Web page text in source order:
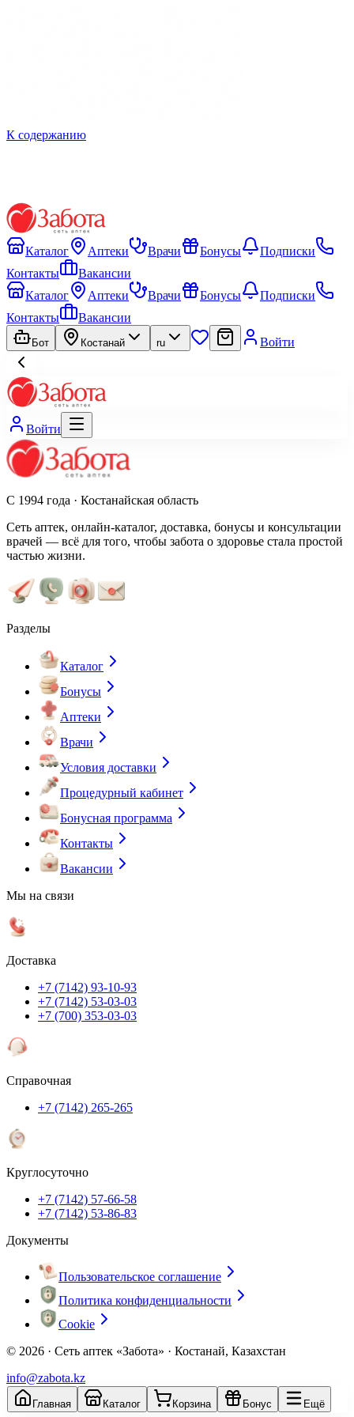
К содержанию
Каталог Аптеки Врачи Бонусы
Подписки
Контакты
Вакансии
Каталог
Аптеки Врачи Бонусы
Подписки
Контакты
Вакансии
Бот Костанай ru Войти
Войти
С 1994 года · Костанайская область
Сеть аптек, онлайн-каталог, доставка, бонусы и консультации
врачей — всё для того, чтобы забота о здоровье стала простой
частью жизни.
Разделы
Каталог
Бонусы
Аптеки
Врачи
Условия доставки
Процедурный кабинет
Бонусная программа
Контакты
Вакансии
Мы на связи
Доставка
+7 (7142) 93-10-93
+7 (7142) 53-03-03
+7 (700) 353-03-03
Справочная
+7 (7142) 265-265
Круглосуточно
+7 (7142) 57-66-58
+7 (7142) 53-86-83
Документы
Пользовательское соглашение
Политика конфиденциальности
Cookie
© 2026 · Сеть аптек «Забота» · Костанай, Казахстан
info@zabota.kz
Главная Каталог Корзина Бонус Ещё